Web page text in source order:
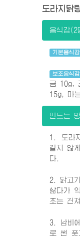
도라지닭
음식감(2
기본음식감
보조음식감
금 10g,
15g, 마
만드는
1. 도라
길지 않
다.
2. 닭고
삶다가
초는 건
3. 남비
로 썬 풋